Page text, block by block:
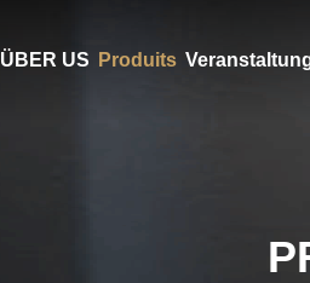
ÜBER US Produits